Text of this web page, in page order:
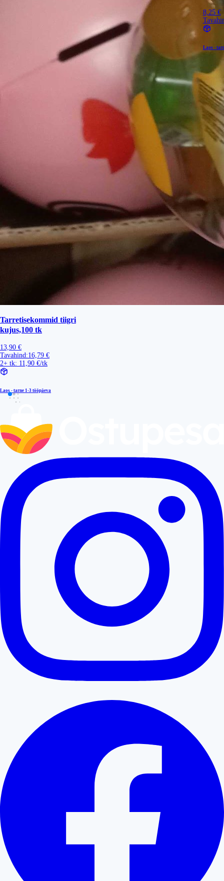
Tarretisekommid tiigri
kujus,100 tk
13,90 €
Tavahind:16,79 €
2+ tk: 11,90 €/tk
Laos - tarne 1-3 tööpäeva
8,25 €
Laos -